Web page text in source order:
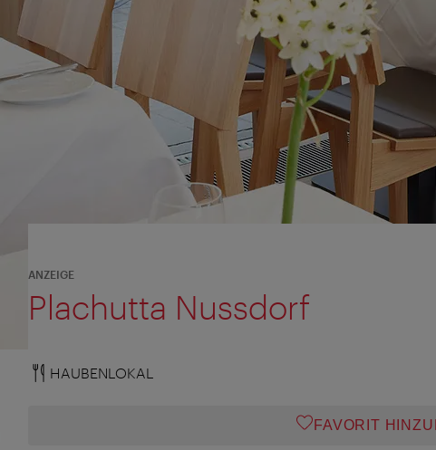
ANZEIGE
Plachutta Nussdorf
HAUBENLOKAL
FAVORIT